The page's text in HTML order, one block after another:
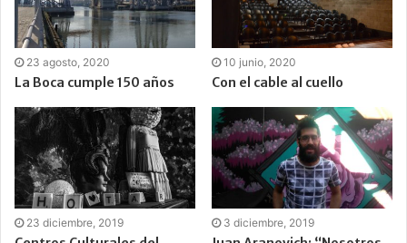
23 agosto, 2020
La Boca cumple 150 años
10 junio, 2020
Con el cable al cuello
23 diciembre, 2019 3 diciembre, 2019